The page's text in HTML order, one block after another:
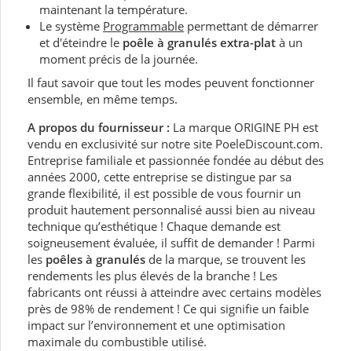
maintenant la température.
Le système Programmable permettant de démarrer
et d'éteindre le poêle à granulés extra-plat à un
moment précis de la journée.
Il faut savoir que tout les modes peuvent fonctionner
ensemble, en même temps.
A propos du fournisseur : La marque ORIGINE PH est
vendu en exclusivité sur notre site PoeleDiscount.com.
Entreprise familiale et passionnée fondée au début des
années 2000, cette entreprise se distingue par sa
grande flexibilité, il est possible de vous fournir un
produit hautement personnalisé aussi bien au niveau
technique qu’esthétique ! Chaque demande est
soigneusement évaluée, il suffit de demander ! Parmi
les poêles à granulés de la marque, se trouvent les
rendements les plus élevés de la branche ! Les
fabricants ont réussi à atteindre avec certains modèles
près de 98% de rendement ! Ce qui signifie un faible
impact sur l’environnement et une optimisation
maximale du combustible utilisé.